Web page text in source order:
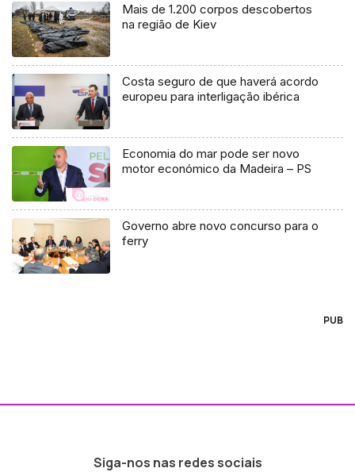
Mais de 1.200 corpos descobertos
na região de Kiev
Costa seguro de que haverá acordo
europeu para interligação ibérica
Economia do mar pode ser novo
motor económico da Madeira – PS
Governo abre novo concurso para o
ferry
PUB
Siga-nos nas redes sociais